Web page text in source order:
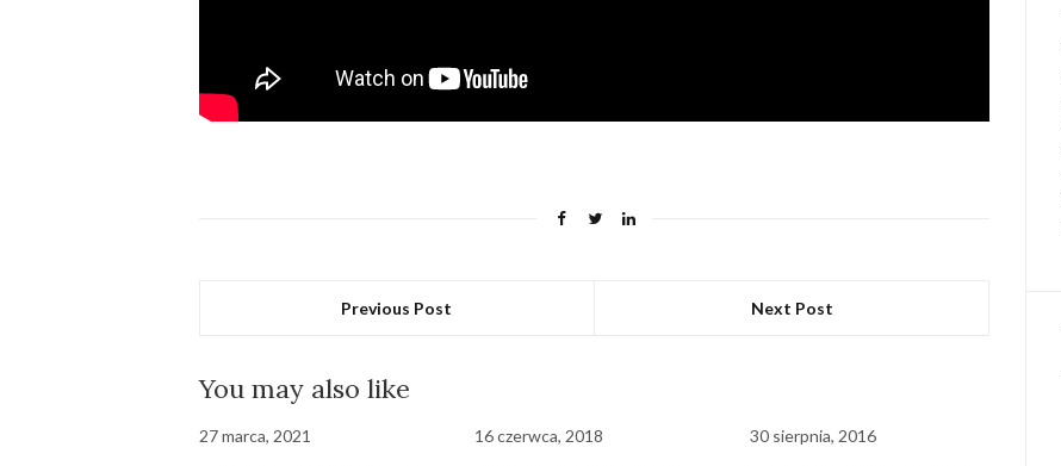
Previous Post Next Post
You may also like
27 marca, 2021 16 czerwca, 2018 30 sierpnia, 2016